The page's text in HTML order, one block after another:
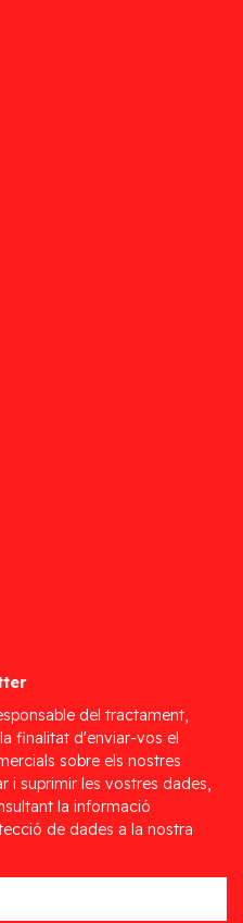
del tractament,
finalitat d'enviar-vos el
sobre els nostres
i suprimir les vostres dades,
la informació
de dades a la nostra